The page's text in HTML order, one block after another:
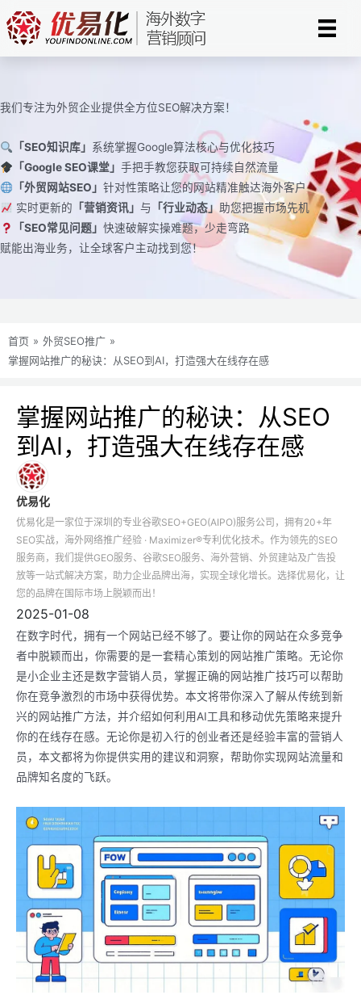
至
我们专注为外贸企业提供全方位SEO解决方案！
「SEO知识库」 系统掌握Google算法核心与优化技巧
「Google SEO课堂」 手把手教您获取可持续自然流量
「外贸网站SEO」 针对性策略让您的网站精准触达海外客户
实时更新的 「营销资讯」 与 「行业动态」 助您把握市场先机
「SEO常见问题」 快速破解实操难题，少走弯路
赋能出海业务，让全球客户主动找到您！
首页 » 外贸SEO推广 »
掌握网站推广的秘诀：从SEO到AI，打造强大在线存在感
掌握网站推广的秘诀：从SEO
到AI，打造强大在线存在感
优易化
优易化是一家位于深圳的专业谷歌SEO+GEO(AIPO)服务公司，拥有20+年
SEO实战，海外网络推广经验 · Maximizer®专利优化技术。作为领先的SEO
服务商，我们提供GEO服务、谷歌SEO服务、海外营销、外贸建站及广告投
放等一站式解决方案，助力企业品牌出海，实现全球化增长。选择优易化，让
您的品牌在国际市场上脱颖而出！
2025-01-08
在数字时代，拥有一个网站已经不够了。要让你的网站在众多竞争
者中脱颖而出，你需要的是一套精心策划的网站推广策略。无论你
是小企业主还是数字营销人员，掌握正确的网站推广技巧可以帮助
你在竞争激烈的市场中获得优势。本文将带你深入了解从传统到新
兴的网站推广方法，并介绍如何利用AI工具和移动优先策略来提升
你的在线存在感。无论你是初入行的创业者还是经验丰富的营销人
员，本文都将为你提供实用的建议和洞察，帮助你实现网站流量和
品牌知名度的飞跃。